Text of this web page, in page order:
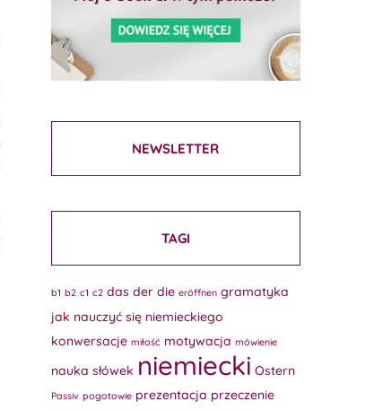
NEWSLETTER
TAGI
b1 b2 c1 c2 das der die eröffnen gramatyka
jak nauczyć się niemieckiego
konwersacje miłość motywacja mówienie
nauka słówek niemiecki Ostern
Passiv pogotowie prezentacja przeczenie